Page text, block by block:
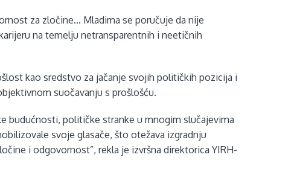
za zločine... Mladima se poručuje da nije
na temelju netransparentnih i neetičnih
kao sredstvo za jačanje svojih političkih pozicija i
suočavanju s prošlošću.
budućnosti, političke stranke u mnogim slučajevima
svoje glasače, što otežava izgradnju
i odgovornost”, rekla je izvršna direktorica YIRH-